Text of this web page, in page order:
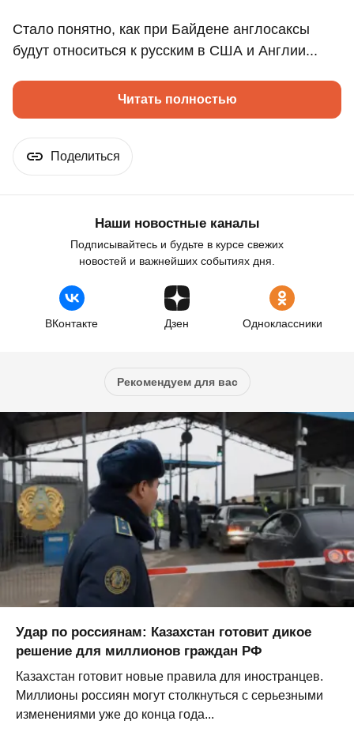
Стало понятно, как при Байдене англосаксы
будут относиться к русским в США и Англии...
Читать полностью
Поделиться
Наши новостные каналы
Подписывайтесь и будьте в курсе свежих
новостей и важнейших событиях дня.
ВКонтакте Дзен Одноклассники
Рекомендуем для вас
Удар по россиянам: Казахстан готовит дикое
решение для миллионов граждан РФ
Казахстан готовит новые правила для иностранцев.
Миллионы россиян могут столкнуться с серьезными
изменениями уже до конца года...